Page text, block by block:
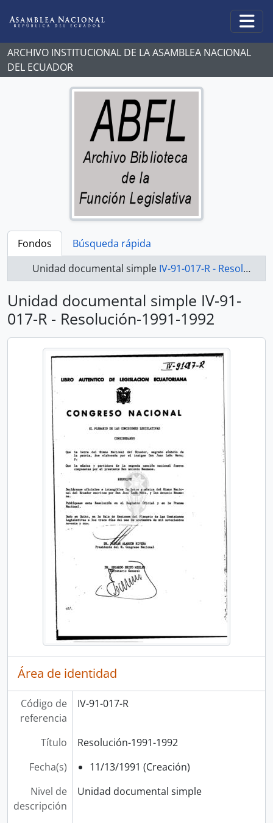
ARCHIVO INSTITUCIONAL DE LA ASAMBLEA NACIONAL
DEL ECUADOR
Fondos
Búsqueda rápida
Unidad documental simple IV-91-017-R - Resolución-1991-1992
Unidad documental simple IV-91-
017-R - Resolución-1991-1992
Área de identidad
Código de
referencia
IV-91-017-R
Título
Resolución-1991-1992
Fecha(s)
11/13/1991 (Creación)
Nivel de
descripción
Unidad documental simple